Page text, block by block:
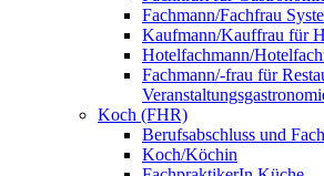
Fachmann/Fachfrau
Kaufmann/Kauffrau für
Hotelfachmann/
Fachmann/-frau für
Koch (FHR)
Berufsabschluss und
Koch/Köchin